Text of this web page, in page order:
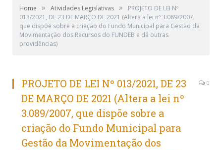
Home » Atividades Legislativas »
PROJETO DE LEI Nº
013/2021, DE 23 DE MARÇO DE 2021 (Altera a lei nº 3.089/2007,
que dispõe sobre a criação do Fundo Municipal para Gestão da
Movimentação dos Recursos do FUNDEB e dá outras
providências)
PROJETO DE LEI Nº 013/2021, DE 23
DE MARÇO DE 2021 (Altera a lei nº
3.089/2007, que dispõe sobre a
criação do Fundo Municipal para
Gestão da Movimentação dos
0